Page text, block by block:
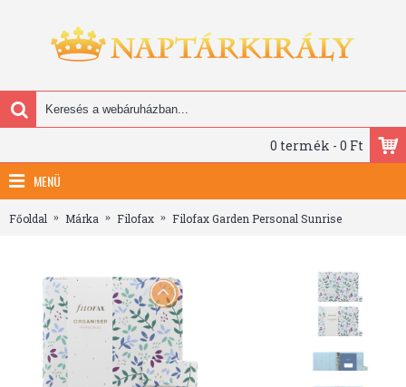
0 termék - 0 Ft
MENÜ
Főoldal Márka Filofax Filofax Garden Personal Sunrise